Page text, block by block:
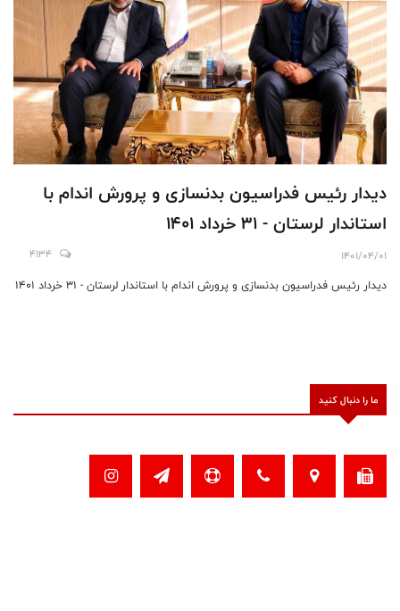
دیدار رئیس فدراسیون بدنسازی و پرورش اندام با
استاندار لرستان - 31 خرداد 1401
1401/04/01
4134
دیدار رئیس فدراسیون بدنسازی و پرورش اندام با استاندار لرستان - 31 خرداد 1401
ما را دنبال کنید